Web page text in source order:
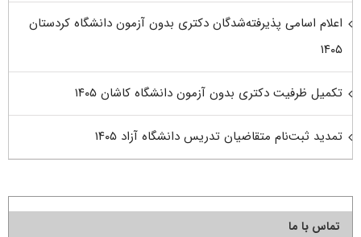
اعلام اسامی پذیرفته‌شدگان دکتری بدون آزمون دانشگاه کردستان
۱۴۰۵
تکمیل ظرفیت دکتری بدون آزمون دانشگاه کاشان ۱۴۰۵
تمدید ثبت‌نام متقاضیان تدریس دانشگاه آزاد ۱۴۰۵
تماس با ما